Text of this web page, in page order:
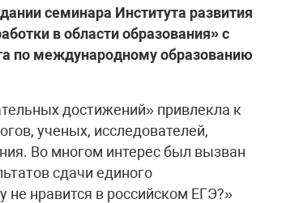
семинара Института развития
в области образования» с
по международному образованию
достижений» привлекла к
ученых, исследователей,
Во многом интерес был вызван
сдачи единого
не нравится в российском ЕГЭ?»